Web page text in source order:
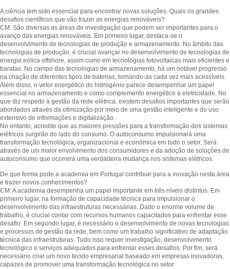
A ciência tem sido essencial para encontrar novas soluções. Quais os grandes
desafios científicos que vão trazer as energias renováveis?
CM: São diversas as áreas de investigação que podem ser importantes para o
avanço das energias renováveis. Em primeiro lugar, destaca-se o
desenvolvimento de tecnologias de produção e armazenamento. No âmbito das
tecnologias de produção, é crucial avançar no desenvolvimento de tecnologias de
energia eólica offshore, assim como em tecnologias fotovoltaicas mais eficientes e
baratas. No campo das tecnologias de armazenamento, há um notável progresso
na criação de diferentes tipos de baterias, tornando-as cada vez mais acessíveis.
Além disso, o vetor energético do hidrogénio parece desempenhar um papel
essencial no armazenamento e como complemento energético à eletricidade. No
que diz respeito à gestão da rede elétrica, existem desafios importantes que serão
abordados através da otimização por meio de uma gestão inteligente e do uso
extensivo de informações e digitalização.
No entanto, acredito que as maiores pressões para a transformação dos sistemas
elétricos surgirão do lado do consumo. O autoconsumo impulsionará uma
transformação tecnológica, organizacional e económica em todo o setor. Será
através de um maior envolvimento dos consumidores e da adoção de soluções de
autoconsumo que ocorrerá uma verdadeira mudança nos sistemas elétricos.
De que forma pode a academia em Portugal contribuir para a inovação nesta área
e trazer novos conhecimentos?
CM: A academia desempenha um papel importante em três níveis distintos. Em
primeiro lugar, na formação de capacidade técnica para impulsionar o
desenvolvimento das infraestruturas necessárias. Dado o enorme volume de
trabalho, é crucial contar com recursos humanos capacitados para enfrentar esse
desafio. Em segundo lugar, é necessário o desenvolvimento de novas tecnologias
e processos de gestão da rede, bem como um trabalho significativo de adaptação
técnica das infraestruturas. Tudo isso requer investigação, desenvolvimento
tecnológico e serviços adequados para enfrentar esses desafios. Por fim, será
necessário criar um novo tecido empresarial baseado em empresas inovadoras,
capazes de promover uma transformação tecnológica no setor.